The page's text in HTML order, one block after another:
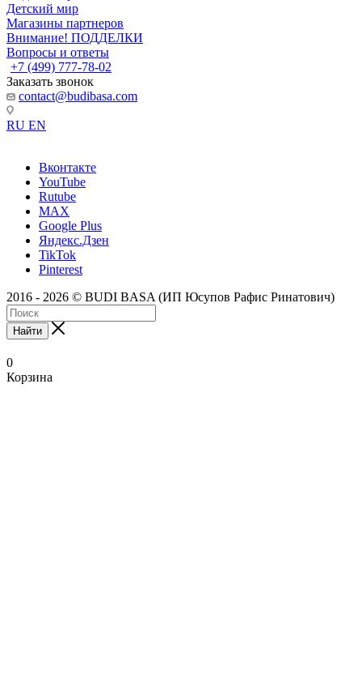
Детский мир
Магазины партнеров
Внимание! ПОДДЕЛКИ
Вопросы и ответы
+7 (499) 777-78-02
Заказать звонок
contact@budibasa.com
RU EN
Вконтакте
YouTube
Rutube
MAX
Google Plus
Яндекс.Дзен
TikTok
Pinterest
2016 - 2026 © BUDI BASA (ИП Юсупов Рафис Ринатович)
Найти
0
Корзина